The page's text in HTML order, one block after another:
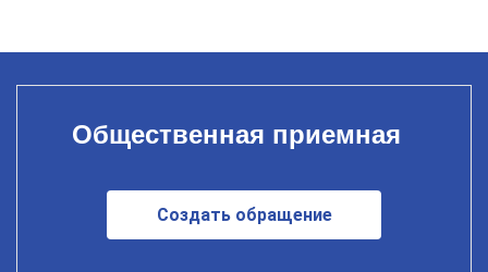
Общественная приемная
Создать обращение